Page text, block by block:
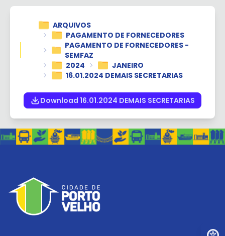
ARQUIVOS
PAGAMENTO DE FORNECEDORES
PAGAMENTO DE FORNECEDORES -
SEMFAZ
2024
JANEIRO
16.01.2024 DEMAIS SECRETARIAS
Download 16.01.2024 DEMAIS SECRETARIAS
Ir